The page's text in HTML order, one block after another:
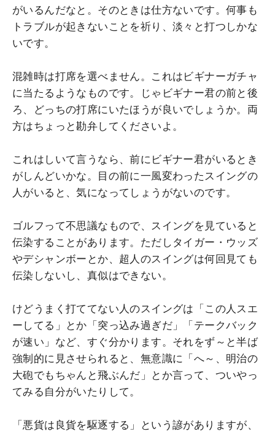
がいるんだなと。そのときは仕方ないです。何事も
トラブルが起きないことを祈り、淡々と打つしかな
いです。
混雑時は打席を選べません。これはビギナーガチャ
に当たるようなものです。じゃビギナー君の前と後
ろ、どっちの打席にいたほうが良いでしょうか。両
方はちょっと勘弁してくださいよ。
これはしいて言うなら、前にビギナー君がいるとき
がしんどいかな。目の前に一風変わったスイングの
人がいると、気になってしょうがないのです。
ゴルフって不思議なもので、スイングを見ていると
伝染することがあります。ただしタイガー・ウッズ
やデシャンボーとか、超人のスイングは何回見ても
伝染しないし、真似はできない。
けどうまく打ててない人のスイングは「この人スエ
ーしてる」とか「突っ込み過ぎだ」「テークバック
が速い」など、すぐ分かります。それをず～と半ば
強制的に見させられると、無意識に「へ～、明治の
大砲でもちゃんと飛ぶんだ」とか言って、ついやっ
てみる自分がいたりして。
「悪貨は良貨を駆逐する」という諺がありますが、